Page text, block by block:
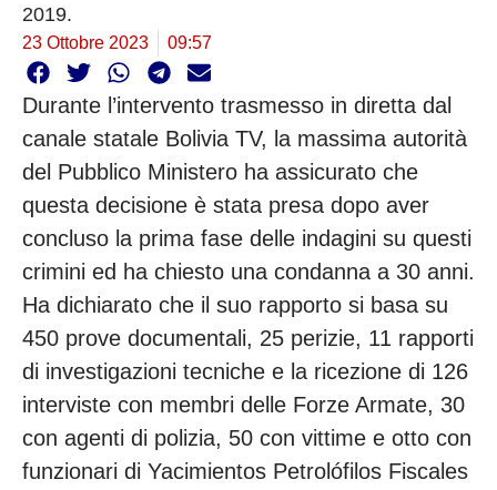
2019.
23 Ottobre 2023 09:57
Durante l’intervento trasmesso in diretta dal
canale statale Bolivia TV, la massima autorità
del Pubblico Ministero ha assicurato che
questa decisione è stata presa dopo aver
concluso la prima fase delle indagini su questi
crimini ed ha chiesto una condanna a 30 anni.
Ha dichiarato che il suo rapporto si basa su
450 prove documentali, 25 perizie, 11 rapporti
di investigazioni tecniche e la ricezione di 126
interviste con membri delle Forze Armate, 30
con agenti di polizia, 50 con vittime e otto con
funzionari di Yacimientos Petrolófilos Fiscales